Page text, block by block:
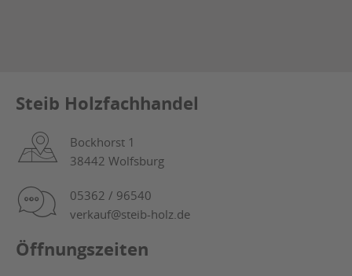
Steib Holzfachhandel
Bockhorst 1
38442 Wolfsburg
05362 / 96540
verkauf@steib-holz.de
Öffnungszeiten